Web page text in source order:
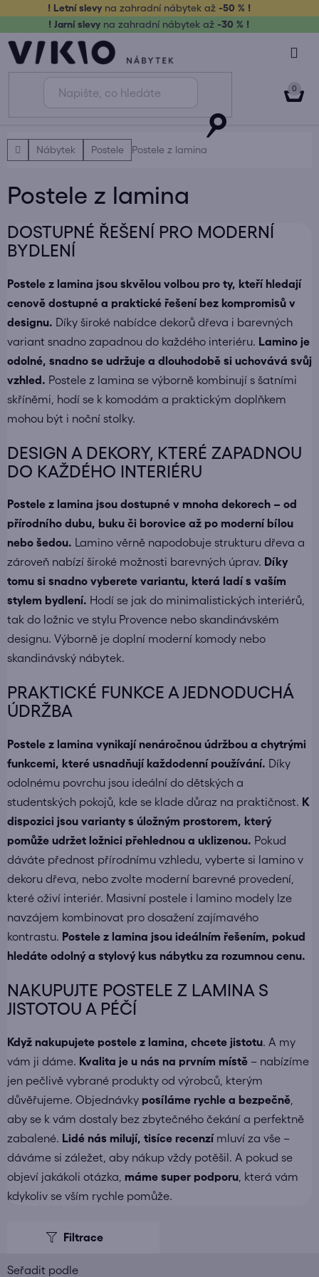
obsah
! Letní slevy na zahradní nábytek až-50 % !
! Jarní slevy na zahradní nábytek až -30 % !
DomůNábytek Postele Postele z lamina
Postele z lamina
DOSTUPNÉ ŘEŠENÍ PRO MODERNÍ
BYDLENÍ
Postele z lamina jsou skvělou volbou pro ty, kteří hledají
cenově dostupné a praktické řešení bez kompromisů v
designu. Díky široké nabídce dekorů dřeva i barevných
variant snadno zapadnou do každého interiéru. Lamino je
odolné, snadno se udržuje a dlouhodobě si uchovává svůj
vzhled. Postele z lamina se výborně kombinují s šatními
skříněmi , hodí se k komodám a praktickým doplňkem
mohou být i noční stolky.
DESIGN A DEKORY, KTERÉ ZAPADNOU
DO KAŽDÉHO INTERIÉRU
Postele z lamina jsou dostupné v mnoha dekorech – od
přírodního dubu, buku či borovice až po moderní bílou
nebo šedou. Lamino věrně napodobuje strukturu dřeva a
zároveň nabízí široké možnosti barevných úprav. Díky
tomu si snadno vyberete variantu, která ladí s vaším
stylem bydlení. Hodí se jak do minimalistických interiérů,
tak do ložnic ve stylu Provence nebo skandinávském
designu. Výborně je doplní moderní komody nebo
skandinávský nábytek.
PRAKTICKÉ FUNKCE A JEDNODUCHÁ
ÚDRŽBA
Postele z lamina vynikají nenáročnou údržbou a chytrými
funkcemi, které usnadňují každodenní používání. Díky
odolnému povrchu jsou ideální do dětských a
studentských pokojů, kde se klade důraz na praktičnost. K
dispozici jsou varianty s úložným prostorem, který
pomůže udržet ložnici přehlednou a uklizenou. Pokud
dáváte přednost přírodnímu vzhledu, vyberte si lamino v
dekoru dřeva, nebo zvolte moderní barevné provedení,
které oživí interiér. Masivní postele i lamino modely lze
navzájem kombinovat pro dosažení zajímavého
kontrastu. Postele z lamina jsou ideálním řešením, pokud
hledáte odolný a stylový kus nábytku za rozumnou cenu.
NAKUPUJTE POSTELE Z LAMINA S
JISTOTOU A PÉČÍ
Když nakupujete postele z lamina, chcete jistotu. A my
vám ji dáme. Kvalita je u nás na prvním místě – nabízíme
jen pečlivě vybrané produkty od výrobců, kterým
důvěřujeme. Objednávky posíláme rychle a bezpečně
aby se k vám dostaly bez zbytečného čekání a perfektně
zabalené. Lidé nás milují, tisíce recenzímluví za vše –
dáváme si záležet, aby nákup vždy potěšil. A pokud se
objeví jakákoli otázka, máme super podporu , která vám
kdykoliv se vším rychle pomůže.
p